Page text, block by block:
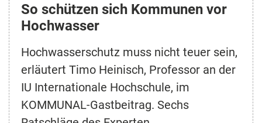
So schützen sich Kommunen vor
Hochwasser
Hochwasserschutz muss nicht teuer sein,
erläutert Timo Heinisch, Professor an der
IU Internationale Hochschule, im
KOMMUNAL-Gastbeitrag. Sechs